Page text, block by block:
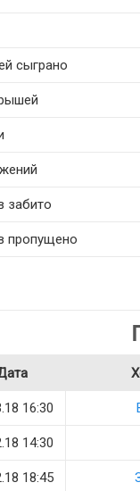
сыграно
забито
пропущено
16:30
14:30
18:45